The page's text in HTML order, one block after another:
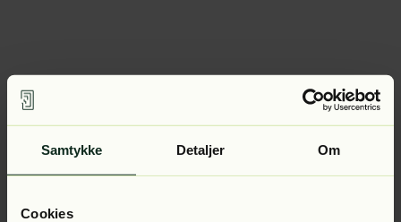
Samtykke Detaljer Om
Cookies